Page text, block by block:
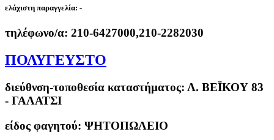
ελάχιστη παραγγελία: -
τηλέφωνο/α: 210-6427000,210-2282030
ΠΟΛΥΓΕΥΣΤΟ
διεύθνση-τοποθεσία καταστήματος: Λ. ΒΕΪΚΟΥ 83
- ΓΑΛΑΤΣΙ
είδος φαγητού: ΨΗΤΟΠΩΛΕΙΟ